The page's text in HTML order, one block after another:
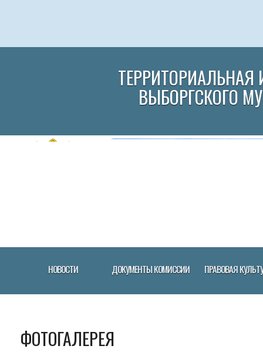
ВЫБОРГСКОГО
НОВОСТИ ДОКУМЕНТЫ КОМИССИИ ПРАВОВАЯ
ФОТОГАЛЕРЕЯ